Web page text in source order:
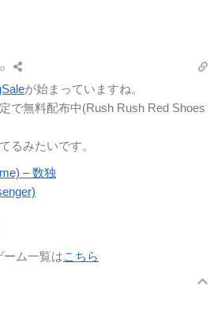
が始まっていますね。
で無料配布中(Rush Rush Red Shoes
るみたいです。
– 数独
ーム一覧はこちら